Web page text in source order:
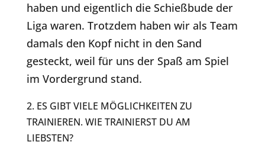
haben und eigentlich die Schießbude der
Liga waren. Trotzdem haben wir als Team
damals den Kopf nicht in den Sand
gesteckt, weil für uns der Spaß am Spiel
im Vordergrund stand.
2. ES GIBT VIELE MÖGLICHKEITEN ZU
TRAINIEREN. WIE TRAINIERST DU AM
LIEBSTEN?